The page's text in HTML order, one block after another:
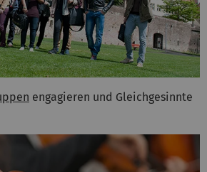
engagieren und Gleichgesinnte